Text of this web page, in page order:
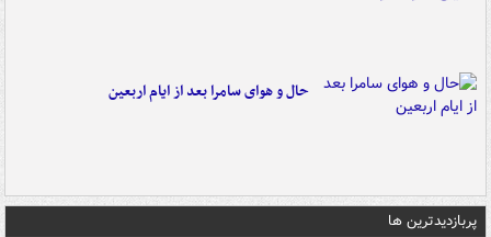
حال و هوای سامرا بعد از ایام اربعین
پربازدیدترین ها